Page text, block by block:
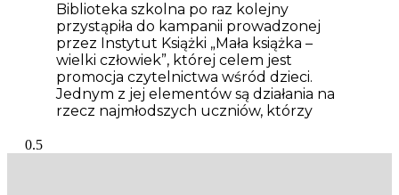
Biblioteka szkolna po raz kolejny
przystąpiła do kampanii prowadzonej
przez Instytut Książki „Mała książka –
wielki człowiek”, której celem jest
promocja czytelnictwa wśród dzieci.
Jednym z jej elementów są działania na
rzecz najmłodszych uczniów, którzy